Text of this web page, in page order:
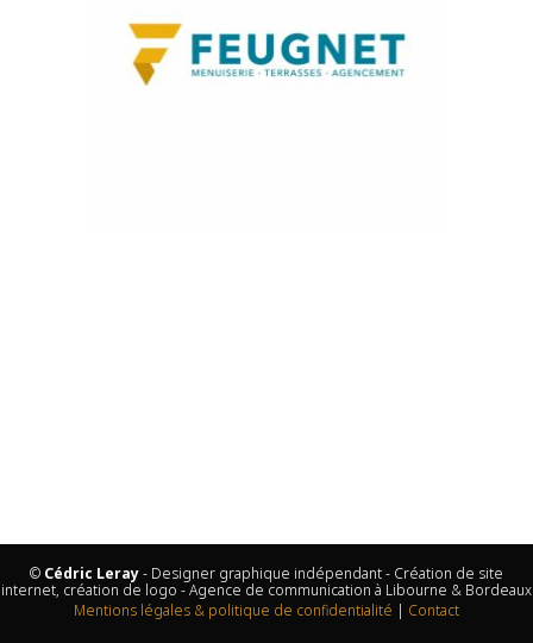
© Cédric Leray- Designer graphique indépendant - Création de site
internet, création de logo - Agence de communication à Libourne & Bordeaux
Mentions légales & politique de confidentialité | Contact